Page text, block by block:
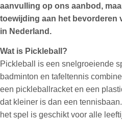
aanvulling op ons aanbod,
toewijding aan het bevorderen
in Nederland.
Wat is Pickleball?
Pickleball is een snelgroeiende
badminton en tafeltennis
een pickleballracket en een
dat kleiner is dan een
het spel is geschikt voor alle